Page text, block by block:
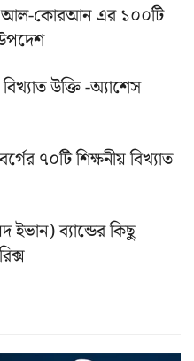
আল-কোরআন এর ১০০টি
উপদেশ
উক্তি -অ্যাশেস
৭০টি শিক্ষনীয় বিখ্যাত
ব্যান্ডের কিছু